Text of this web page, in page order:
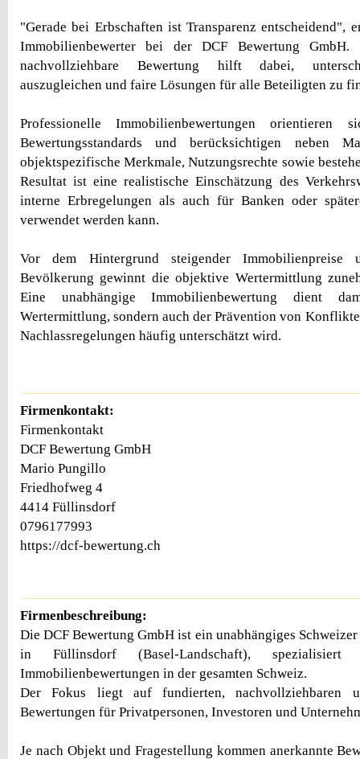
"Gerade bei Erbschaften ist Transparenz entscheidend",
Immobilienbewerter bei der DCF Bewertung
nachvollziehbare Bewertung hilft dabei,
auszugleichen und faire Lösungen für alle Beteiligten zu
Professionelle Immobilienbewertungen orientieren
Bewertungsstandards und berücksichtigen neben
objektspezifische Merkmale, Nutzungsrechte sowie
Resultat ist eine realistische Einschätzung des
interne Erbregelungen als auch für Banken oder
verwendet werden kann.
Vor dem Hintergrund steigender Immobilienpreise
Bevölkerung gewinnt die objektive Wertermittlung
Eine unabhängige Immobilienbewertung dient
Wertermittlung, sondern auch der Prävention von
Nachlassregelungen häufig unterschätzt wird.
Firmenkontakt:
Firmenkontakt
DCF Bewertung GmbH
Mario Pungillo
Friedhofweg 4
4414 Füllinsdorf
0796177993
https://dcf-bewertung.ch
Firmenbeschreibung:
Die DCF Bewertung GmbH ist ein unabhängiges
in Füllinsdorf (Basel-Landschaft), spezialisiert
Immobilienbewertungen in der gesamten Schweiz.
Der Fokus liegt auf fundierten, nachvollziehbaren
Bewertungen für Privatpersonen, Investoren und
Je nach Objekt und Fragestellung kommen anerkannte